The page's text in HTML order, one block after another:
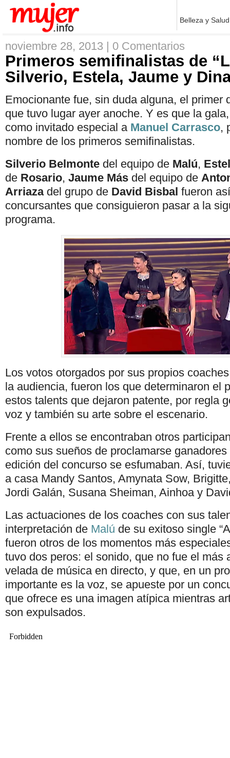
Belleza y Salud
noviembre 28, 2013 | 0 Comentarios
Primeros semifinalistas de
Silverio, Estela, Jaume y
Emocionante fue, sin duda alguna, el primer
que tuvo lugar ayer anoche. Y es que la
como invitado especial a Manuel Carrasco,
nombre de los primeros semifinalistas.
Silverio Belmonte del equipo de Malú,
de Rosario, Jaume Más del equipo de
Arriazadel grupo de David Bisbal fueron
concursantes que consiguieron pasar a la
programa.
Los votos otorgados por sus propios
la audiencia, fueron los que determinaron el
estos talents que dejaron patente, por regla
voz y también su arte sobre el escenario.
Frente a ellos se encontraban otros
como sus sueños de proclamarse
edición del concurso se esfumaban. Así,
a casa Mandy Santos, Amynata Sow,
Jordi Galán, Susana Sheiman, Ainhoa y
Las actuaciones de los coaches con sus
interpretación de Malú de su exitoso single
fueron otros de los momentos más
tuvo dos peros: el sonido, que no fue el más
velada de música en directo, y que, en un
importante es la voz, se apueste por un
que ofrece es una imagen atípica mientras
son expulsados.